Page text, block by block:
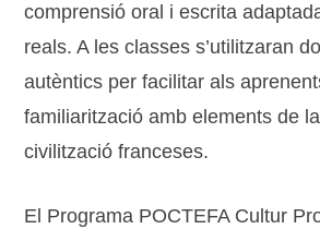
comprensió oral i escrita
reals. A les classes s’utilitzaran
autèntics per facilitar als
familiarització amb elements de
civilització franceses.
El Programa POCTEFA Cultur